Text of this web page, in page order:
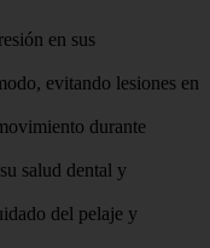
en sus
evitando lesiones en
durante
salud dental y
del pelaje y